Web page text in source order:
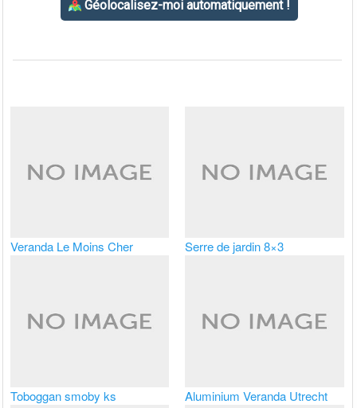
Veranda Le Moins Cher Serre de jardin 8×3
Toboggan smoby ks Aluminium Veranda Utrecht